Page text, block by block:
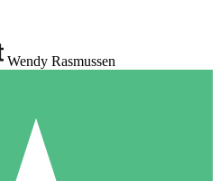
Wendy Rasmussen